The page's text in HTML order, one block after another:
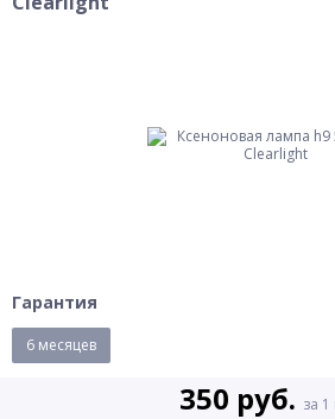
Гарантия
6 месяцев
350 руб. за